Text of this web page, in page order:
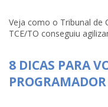
Veja como o Tribunal de
TCE/TO conseguiu
8 DICAS PARA